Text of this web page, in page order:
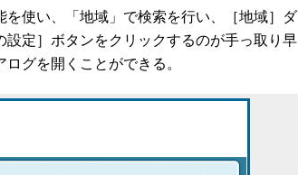
使い、「地域」で検索を行い、［地域］ダ
定］ボタンをクリックするのが手っ取り早
グを開くことができる。